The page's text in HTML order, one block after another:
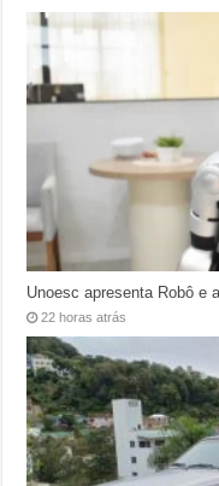
Unoesc apresenta Robô e
22 horas atrás